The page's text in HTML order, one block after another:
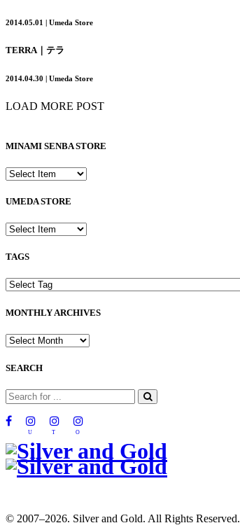
2014.05.01 | Umeda Store
TERRA｜テラ
2014.04.30 | Umeda Store
LOAD MORE POST
MINAMI SENBA STORE
UMEDA STORE
TAGS
MONTHLY ARCHIVES
SEARCH
U T O
© 2007–2026. Silver and Gold. All Rights Reserved.